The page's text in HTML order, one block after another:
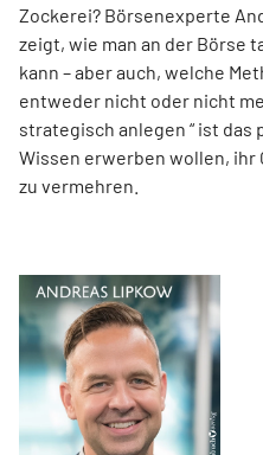
Zockerei? Börsenexperte
zeigt, wie man an der Börse
kann – aber auch, welche
entweder nicht oder nicht
strategisch anlegen “ ist das
Wissen erwerben wollen, ihr
zu vermehren.